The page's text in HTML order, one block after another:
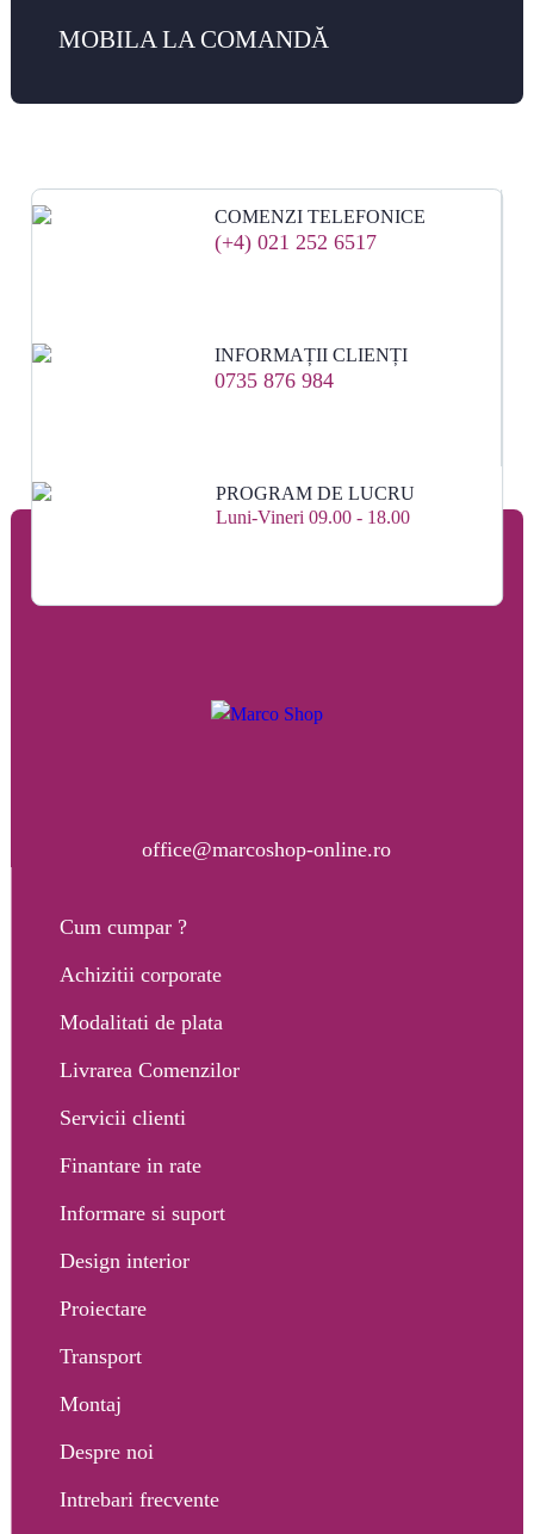
MOBILA LA COMANDĂ
COMENZI TELEFONICE
(+4) 021 252 6517
INFORMAȚII CLIENȚI
0735 876 984
PROGRAM DE LUCRU
Luni-Vineri 09.00 - 18.00
office@marcoshop-online.ro
Cum cumpar ?
Achizitii corporate
Modalitati de plata
Livrarea Comenzilor
Servicii clienti
Finantare in rate
Informare si suport
Design interior
Proiectare
Transport
Montaj
Despre noi
Intrebari frecvente